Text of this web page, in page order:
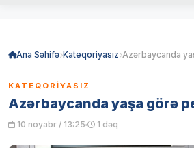
Ana Səhifə Kateqoriyasız Azərbaycanda
KATEQORIYASIZ
Azərbaycanda yaşa görə
10 noyabr / 13:25 1 dəq